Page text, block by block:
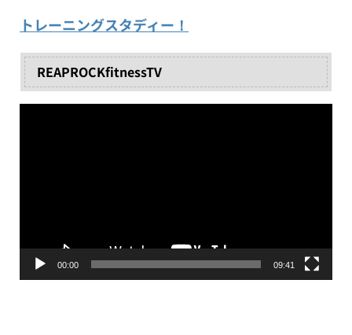
トレーニングスタディー！
REAPROCKfitnessTV
00:00 09:41